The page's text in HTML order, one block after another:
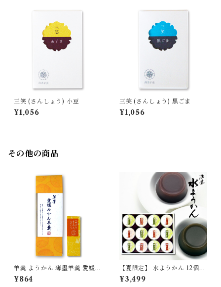
三笑 (さんしょう) 小豆
¥1,056
三笑 (さんしょう) 黒ごま
¥1,056
その他の商品
羊羹 ようかん 薄墨羊羹 愛媛み
かん 4個入 ひとくち 一口 ミニ
和菓子 デザート 贈り物 プレゼ
¥864
【夏限定】 水ようかん 12個
セット 【季節限定/期間限定】
¥3,499